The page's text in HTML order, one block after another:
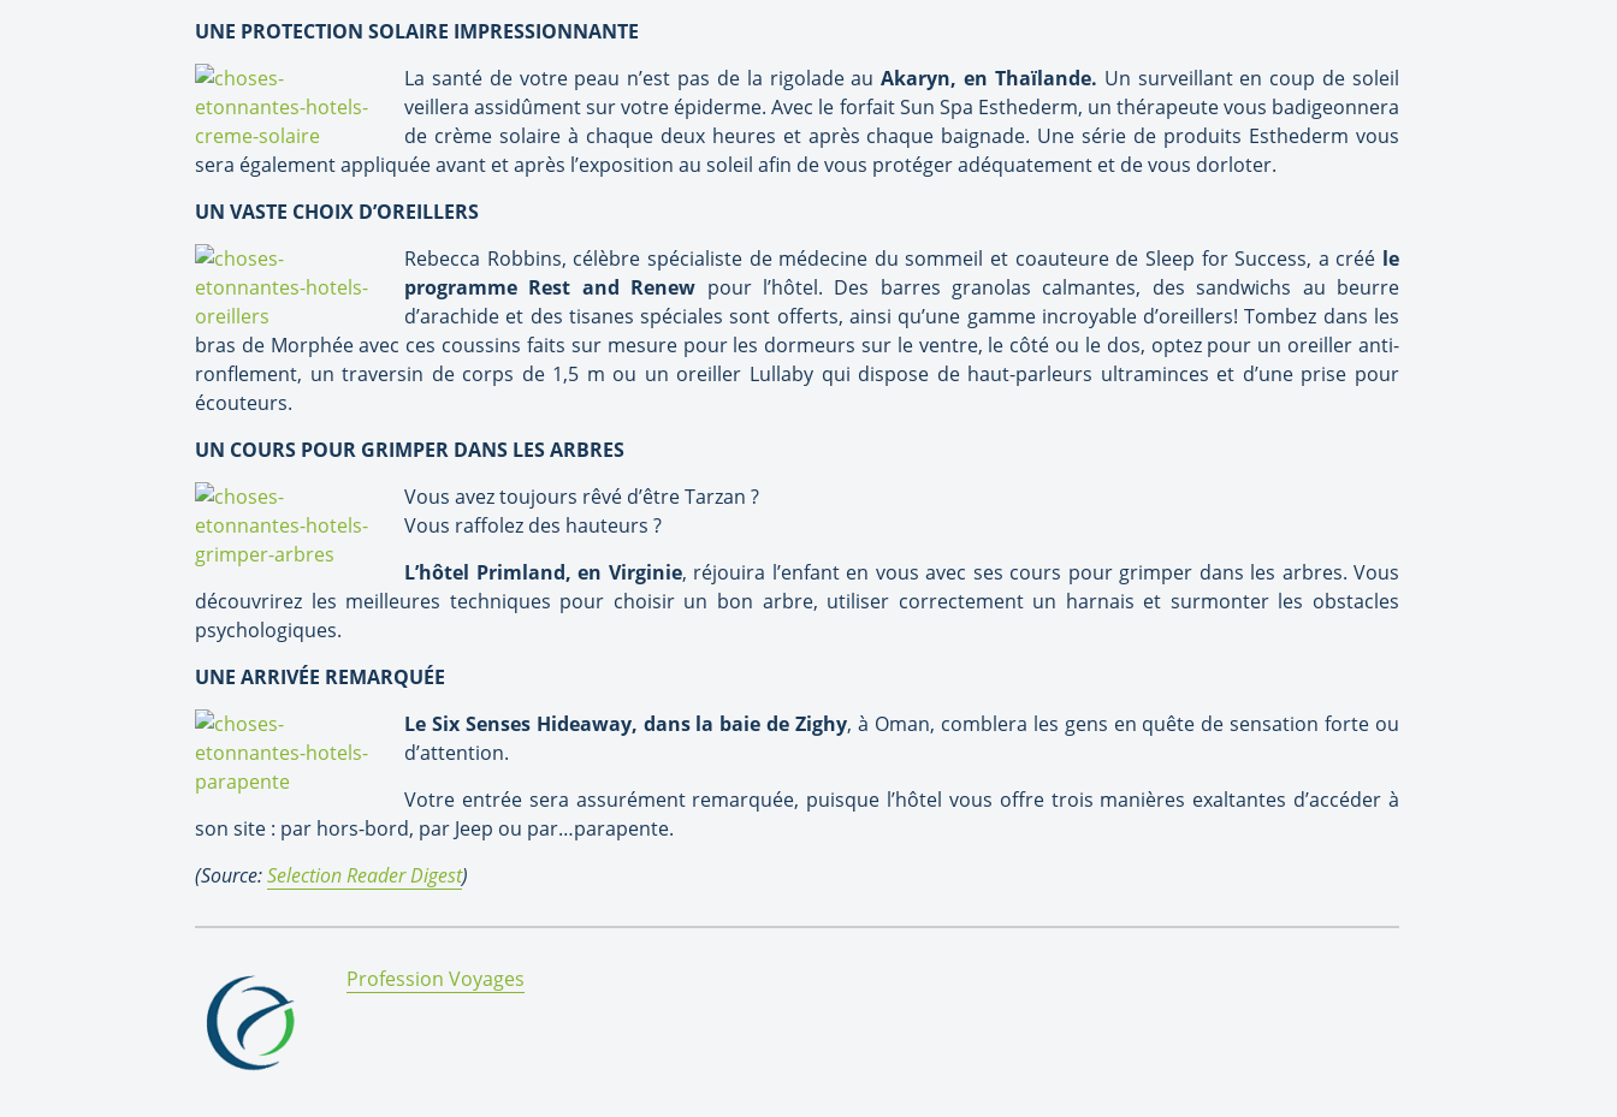
UNE PROTECTION SOLAIRE IMPRESSIONNANTE
La santé de votre peau n’est pas de la rigolade auAkaryn, en Thaïlande. Un surveillant en coup de soleil
veillera assidûment sur votre épiderme. Avec le forfait Sun Spa Esthederm, un thérapeute vous badigeonnera
de crème solaire à chaque deux heures et après chaque baignade. Une série de produits Esthederm vous
sera également appliquée avant et après l’exposition au soleil afin de vous protéger adéquatement et de vous dorloter.
UN VASTE CHOIX D’OREILLERS
Rebecca Robbins, célèbre spécialiste de médecine du sommeil et coauteure de Sleep for Success, a créé le
programme Rest and Renew pour l’hôtel. Des barres granolas calmantes, des sandwichs au beurre
d’arachide et des tisanes spéciales sont offerts, ainsi qu’une gamme incroyable d’oreillers! Tombez dans les
bras de Morphée avec ces coussins faits sur mesure pour les dormeurs sur le ventre, le côté ou le dos, optez pour un oreiller anti-
ronflement, un traversin de corps de 1,5 m ou un oreiller Lullaby qui dispose de haut-parleurs ultraminces et d’une prise pour
écouteurs.
UN COURS POUR GRIMPER DANS LES ARBRES
Vous avez toujours rêvé d’être Tarzan ?
Vous raffolez des hauteurs ?
L’hôtel Primland, en Virginie, réjouira l’enfant en vous avec ses cours pour grimper dans les arbres. Vous
découvrirez les meilleures techniques pour choisir un bon arbre, utiliser correctement un harnais et surmonter les obstacles
psychologiques.
UNE ARRIVÉE REMARQUÉE
Le Six Senses Hideaway, dans la baie de Zighy, à Oman, comblera les gens en quête de sensation forte ou
d’attention.
Votre entrée sera assurément remarquée, puisque l’hôtel vous offre trois manières exaltantes d’accéder à
son site : par hors-bord, par Jeep ou par…parapente.
(Source:Selection Reader Digest)
By:
Profession Voyages